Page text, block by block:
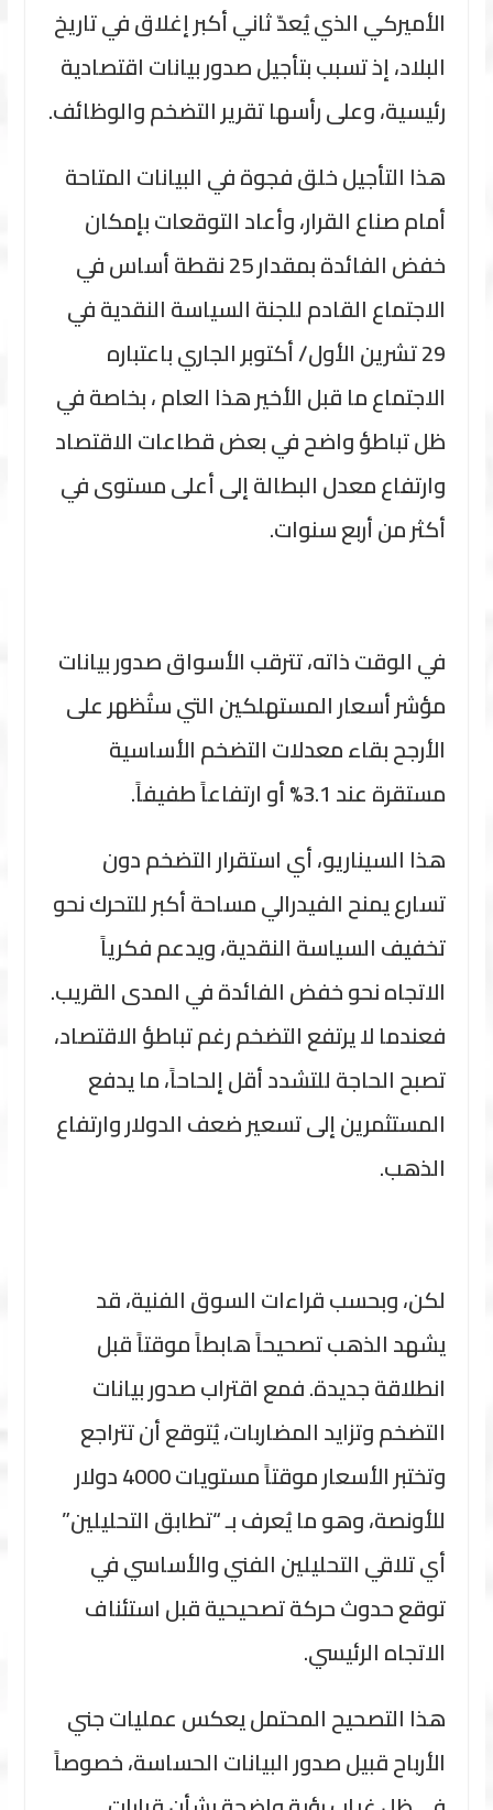
الأميركي الذي يُعدّ ثاني أكبر إغلاق في تاريخ
البلاد، إذ تسبب بتأجيل صدور بيانات اقتصادية
رئيسية، وعلى رأسها تقرير التضخم والوظائف.
هذا التأجيل خلق فجوة في البيانات المتاحة
أمام صناع القرار، وأعاد التوقعات بإمكان
خفض الفائدة بمقدار 25 نقطة أساس في
الاجتماع القادم للجنة السياسة النقدية في
29 تشرين الأول/ أكتوبر الجاري باعتباره
الاجتماع ما قبل الأخير هذا العام ، بخاصة في
ظل تباطؤ واضح في بعض قطاعات الاقتصاد
وارتفاع معدل البطالة إلى أعلى مستوى في
أكثر من أربع سنوات.
في الوقت ذاته، تترقب الأسواق صدور بيانات
مؤشر أسعار المستهلكين التي ستُظهر على
الأرجح بقاء معدلات التضخم الأساسية
مستقرة عند 3.1% أو ارتفاعاً طفيفاً.
هذا السيناريو، أي استقرار التضخم دون
تسارع يمنح الفيدرالي مساحة أكبر للتحرك نحو
تخفيف السياسة النقدية، ويدعم فكرياً
الاتجاه نحو خفض الفائدة في المدى القريب.
فعندما لا يرتفع التضخم رغم تباطؤ الاقتصاد،
تصبح الحاجة للتشدد أقل إلحاحاً، ما يدفع
المستثمرين إلى تسعير ضعف الدولار وارتفاع
الذهب.
لكن، وبحسب قراءات السوق الفنية، قد
يشهد الذهب تصحيحاً هابطاً موقتاً قبل
انطلاقة جديدة. فمع اقتراب صدور بيانات
التضخم وتزايد المضاربات، يُتوقع أن تتراجع
وتختبر الأسعار موقتاً مستويات 4000 دولار
للأونصة، وهو ما يُعرف بـ “تطابق التحليلين”
أي تلاقي التحليلين الفني والأساسي في
توقع حدوث حركة تصحيحية قبل استئناف
الاتجاه الرئيسي.
هذا التصحيح المحتمل يعكس عمليات جني
الأرباح قبيل صدور البيانات الحساسة، خصوصاً